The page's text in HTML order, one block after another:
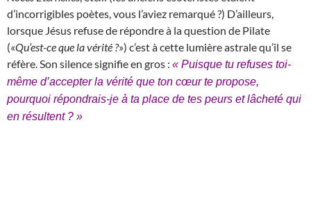
d’incorrigibles poètes, vous l’aviez remarqué ?) D’ailleurs,
lorsque Jésus refuse de répondre à la question de Pilate
(«Qu’est-ce que la vérité ?») c’est à cette lumière astrale qu’il se
réfère. Son silence signifie en gros : « Puisque tu refuses toi-
même d’accepter la vérité que ton cœur te propose,
pourquoi répondrais-je à ta place de tes peurs et lâcheté qui
en résultent ? »